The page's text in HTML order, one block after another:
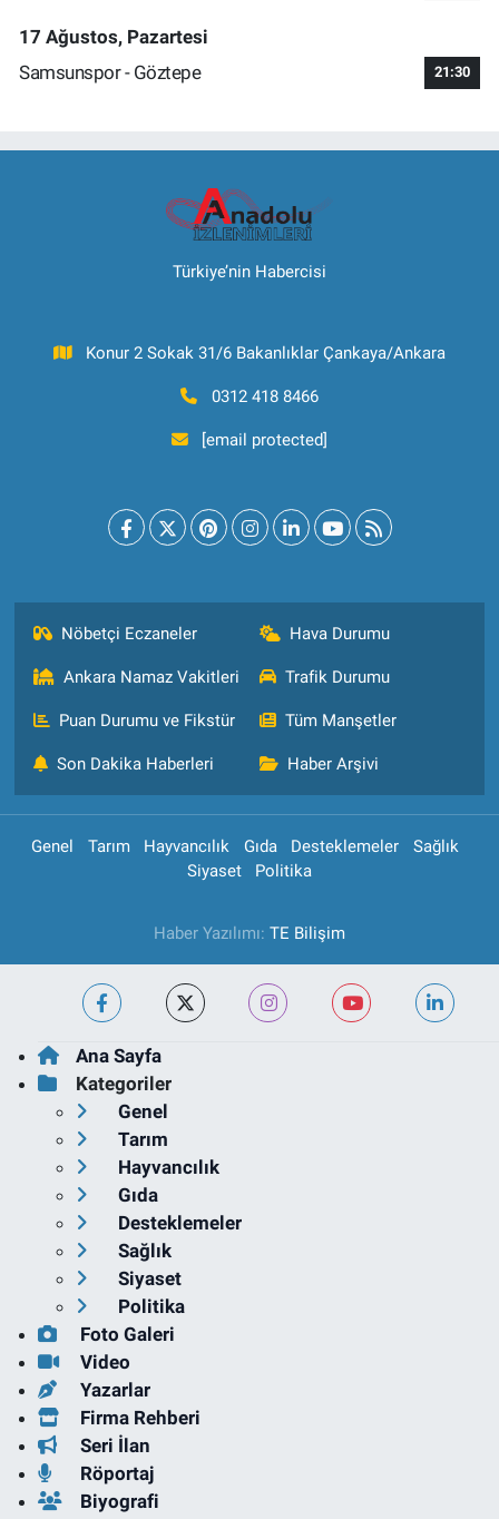
17 Ağustos, Pazartesi
Samsunspor - Göztepe
21:30
Türkiye’nin Habercisi
Konur 2 Sokak 31/6 Bakanlıklar Çankaya/Ankara
0312 418 8466
[email protected]
Nöbetçi Eczaneler Hava Durumu
Ankara Namaz Vakitleri Trafik Durumu
Puan Durumu ve Fikstür Tüm Manşetler
Son Dakika Haberleri Haber Arşivi
Genel Tarım Hayvancılık Gıda Desteklemeler
Sağlık
Siyaset
Politika
Haber Yazılımı: TE Bilişim
Ana Sayfa
Kategoriler
Genel
Tarım
Hayvancılık
Gıda
Desteklemeler
Sağlık
Siyaset
Politika
Foto Galeri
Video
Yazarlar
Firma Rehberi
Seri İlan
Röportaj
Biyografi